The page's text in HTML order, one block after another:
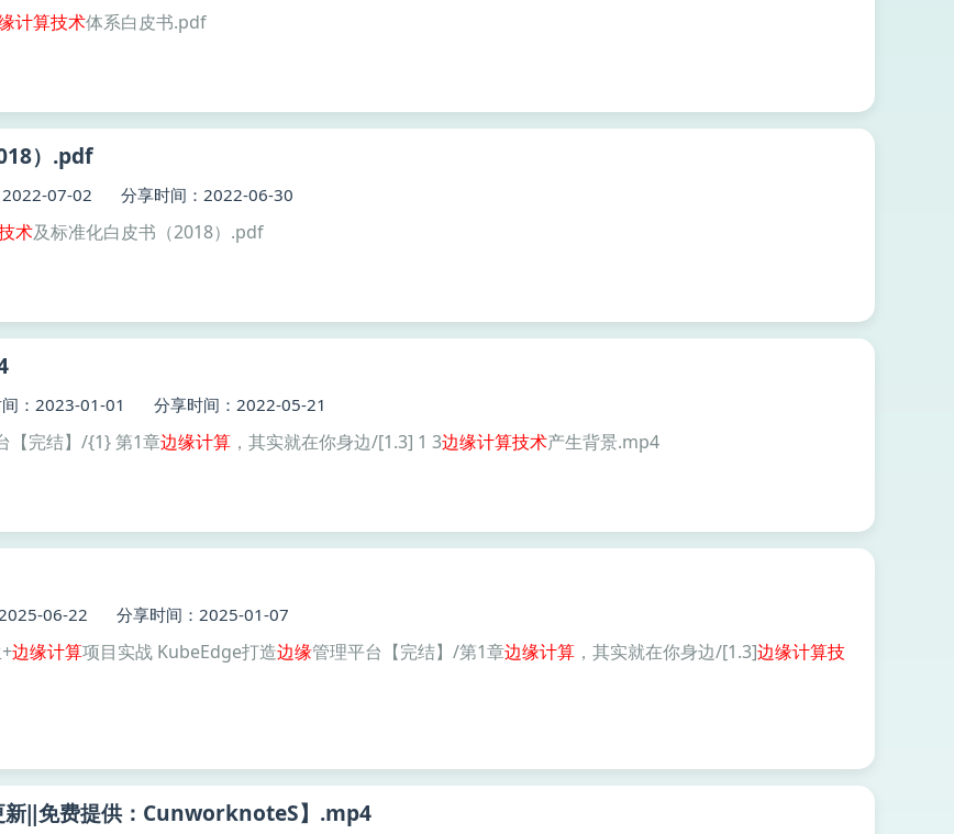
计算技术体系白皮书.pdf
）.pdf
07-02 分享时间：2022-06-30
术及标准化白皮书（2018）.pdf
：2023-01-01 分享时间：2022-05-21
【完结】/{1} 第1章边缘计算 ，其实就在你身边/[1.3] 1 3边缘计算技术产生背景.mp4
06-22 分享时间：2025-01-07
边缘计算项目实战 KubeEdge打造边缘管理平台【完结】/第1章边缘计算 ，其实就在你身边/[1.3]边缘计算技
新‖免费提供：CunworknoteS】.mp4